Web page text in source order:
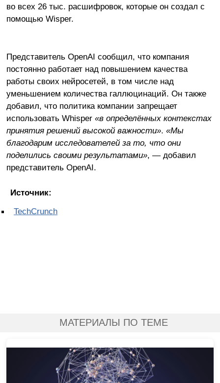
во всех 26 тыс. расшифровок, которые он создал с
помощью Wisper.
Представитель OpenAI сообщил, что компания
постоянно работает над повышением качества
работы своих нейросетей, в том числе над
уменьшением количества галлюцинаций. Он также
добавил, что политика компании запрещает
использовать Whisper «в определённых контекстах
принятия решений высокой важности». «Мы
благодарим исследователей за то, что они
поделились своими результатами», — добавил
представитель OpenAI.
Источник:
TechCrunch
МАТЕРИАЛЫ ПО ТЕМЕ